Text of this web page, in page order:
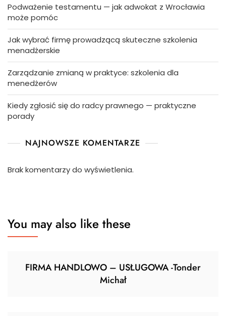
Podważenie testamentu — jak adwokat z Wrocławia
może pomóc
Jak wybrać firmę prowadzącą skuteczne szkolenia
menadżerskie
Zarządzanie zmianą w praktyce: szkolenia dla
menedżerów
Kiedy zgłosić się do radcy prawnego — praktyczne
porady
NAJNOWSZE KOMENTARZE
Brak komentarzy do wyświetlenia.
You may also like these
FIRMA HANDLOWO – USŁUGOWA -Tonder
Michał